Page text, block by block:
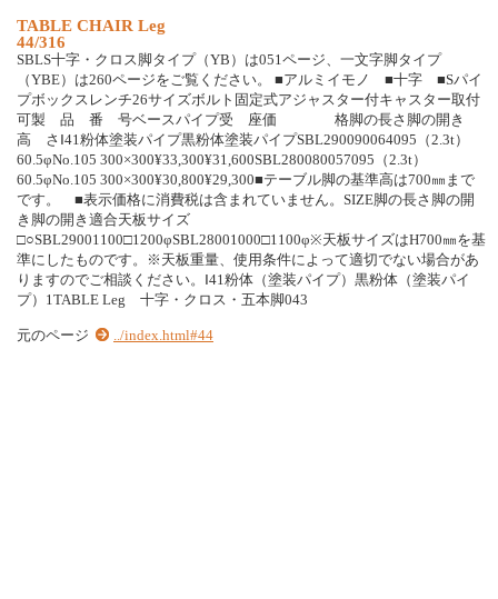
TABLE CHAIR Leg
44/316
SBLS十字・クロス脚タイプ（YB）は051ページ、一文字脚タイプ
（YBE）は260ページをご覧ください。 ■アルミイモノ ■十字 ■Sパイ
プボックスレンチ26サイズボルト固定式アジャスター付キャスター取付
可製 品 番 号ベースパイプ受 座価 格脚の長さ脚の開き
高 さⅠ41粉体塗装パイプ黒粉体塗装パイプSBL290090064095（2.3t）
60.5φNo.105 300×300¥33,300¥31,600SBL280080057095（2.3t）
60.5φNo.105 300×300¥30,800¥29,300■テーブル脚の基準高は700㎜まで
です。 ■表示価格に消費税は含まれていません。SIZE脚の長さ脚の開
き脚の開き適合天板サイズ
□○SBL29001100□1200φSBL28001000□1100φ※天板サイズはH700㎜を基
準にしたものです。※天板重量、使用条件によって適切でない場合があ
りますのでご相談ください。Ⅰ41粉体（塗装パイプ）黒粉体（塗装パイ
プ）1TABLE Leg 十字・クロス・五本脚043
元のページ ../index.html#44